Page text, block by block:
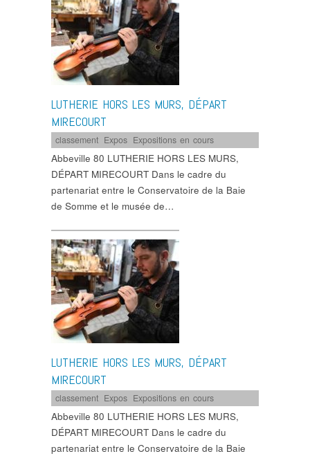
LUTHERIE HORS LES MURS, DÉPART
MIRECOURT
classement Expos Expositions en cours
Abbeville 80 LUTHERIE HORS LES MURS,
DÉPART MIRECOURT Dans le cadre du
partenariat entre le Conservatoire de la Baie
de Somme et le musée de…
LUTHERIE HORS LES MURS, DÉPART
MIRECOURT
classement Expos Expositions en cours
Abbeville 80 LUTHERIE HORS LES MURS,
DÉPART MIRECOURT Dans le cadre du
partenariat entre le Conservatoire de la Baie